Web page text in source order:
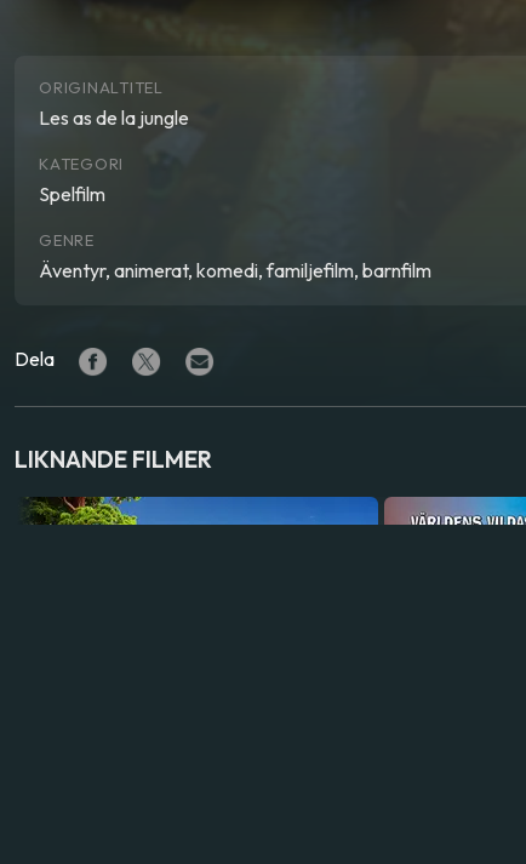
ORIGINALTITEL
Les as de la jungle
KATEGORI
Spelfilm
GENRE
Äventyr, animerat, komedi, familjefilm, barnfilm
Dela
LIKNANDE FILMER